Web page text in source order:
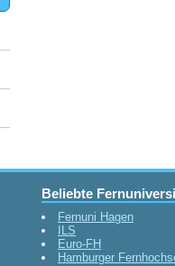
Beliebte
Fernuni Hagen
ILS
Euro-FH
Hamburger